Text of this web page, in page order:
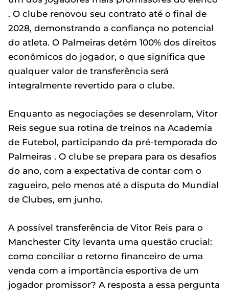
. O clube renovou seu contrato até o final de
2028, demonstrando a confiança no potencial
do atleta. O Palmeiras detém 100% dos direitos
econômicos do jogador, o que significa que
qualquer valor de transferência será
integralmente revertido para o clube.
Enquanto as negociações se desenrolam, Vitor
Reis segue sua rotina de treinos na Academia
de Futebol, participando da pré-temporada do
Palmeiras . O clube se prepara para os desafios
do ano, com a expectativa de contar com o
zagueiro, pelo menos até a disputa do Mundial
de Clubes, em junho.
A possível transferência de Vitor Reis para o
Manchester City levanta uma questão crucial:
como conciliar o retorno financeiro de uma
venda com a importância esportiva de um
jogador promissor? A resposta a essa pergunta